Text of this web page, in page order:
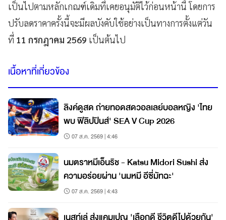
เป็นไปตามหลักเกณฑ์เดิมที่เคยอนุมัติไว้ก่อนหน้านี้ โดยการ
ปรับลดราคาครั้งนี้จะมีผลบังคับใช้อย่างเป็นทางการตั้งแต่วัน
ที่ 11 กรกฎาคม 2569 เป็นต้นไป
เนื้อหาที่เกี่ยวข้อง
ลิงค์ดูสด ถ่ายทอดสดวอลเลย์บอลหญิง 'ไทย
พบ ฟิลิปปินส์' SEA V Cup 2026
07 ส.ค. 2569 | 4:46
นมตราหมีเอ็นริช - Katsu Midori Sushi ส่ง
ความอร่อยผ่าน 'นมหมี อีซี่มัทฉะ'
07 ส.ค. 2569 | 4:43